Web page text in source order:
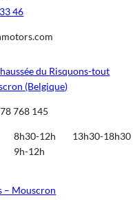
46
du Risquons-tout
(Belgique)
768 145
8h30-12h
13h30-18h30
9h-12h
– Mouscron